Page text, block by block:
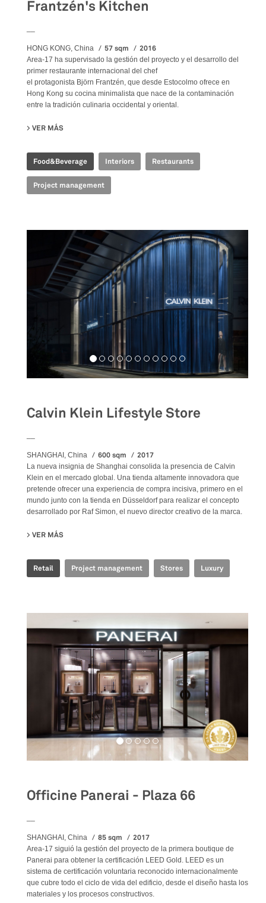
Frantzén's Kitchen
HONG KONG, China 57 sqm 2016
Area-17 ha supervisado la gestión del proyecto y el desarrollo del
primer restaurante internacional del chef
el protagonista Björn Frantzén, que desde Estocolmo ofrece en
Hong Kong su cocina minimalista que nace de la contaminación
entre la tradición culinaria occidental y oriental.
VER MÁS
Food&Beverage Interiors Restaurants
Project management
Calvin Klein Lifestyle Store
SHANGHAI, China 600 sqm 2017
La nueva insignia de Shanghai consolida la presencia de Calvin
Klein en el mercado global. Una tienda altamente innovadora que
pretende ofrecer una experiencia de compra incisiva, primero en el
mundo junto con la tienda en Düsseldorf para realizar el concepto
desarrollado por Raf Simon, el nuevo director creativo de la marca.
VER MÁS
Retail Project management Stores Luxury
Officine Panerai - Plaza 66
SHANGHAI, China 85 sqm 2017
Area-17 siguió la gestión del proyecto de la primera boutique de
Panerai para obtener la certificación LEED Gold. LEED es un
sistema de certificación voluntaria reconocido internacionalmente
que cubre todo el ciclo de vida del edificio, desde el diseño hasta los
materiales y los procesos constructivos.